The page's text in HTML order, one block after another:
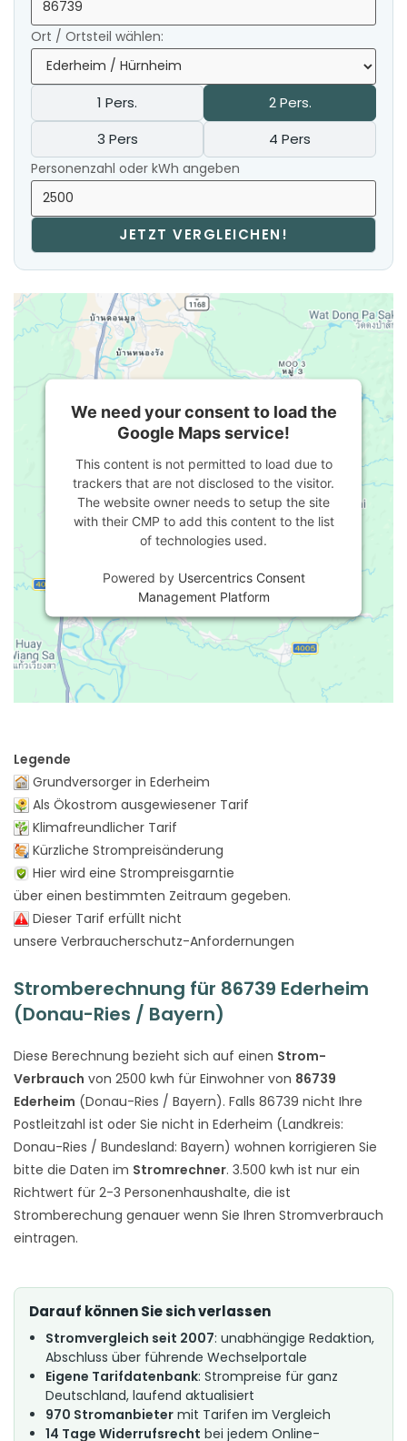
Ort / Ortsteil wählen:
1 Pers.
2 Pers.
3 Pers
4 Pers
Personenzahl oder kWh angeben
JETZT VERGLEICHEN!
We need your consent to load the
Google Maps service!
This content is not permitted to load due to
trackers that are not disclosed to the visitor.
The website owner needs to setup the site
with their CMP to add this content to the list
of technologies used.
Powered by Usercentrics Consent
Management Platform
Legende
Grundversorger in Ederheim
Als Ökostrom ausgewiesener Tarif
Klimafreundlicher Tarif
Kürzliche Strompreisänderung
Hier wird eine Strompreisgarntie
über einen bestimmten Zeitraum gegeben.
Dieser Tarif erfüllt nicht
unsere Verbraucherschutz-Anfordernungen
Stromberechnung für 86739 Ederheim
(Donau-Ries / Bayern)
Diese Berechnung bezieht sich auf einen Strom-
Verbrauch von 2500 kwh für Einwohner von 86739
Ederheim (Donau-Ries / Bayern). Falls 86739 nicht Ihre
Postleitzahl ist oder Sie nicht in Ederheim (Landkreis:
Donau-Ries / Bundesland: Bayern) wohnen korrigieren Sie
bitte die Daten im Stromrechner. 3.500 kwh ist nur ein
Richtwert für 2-3 Personenhaushalte, die ist
Stromberechung genauer wenn Sie Ihren Stromverbrauch
eintragen.
Darauf können Sie sich verlassen
Stromvergleich seit 2007: unabhängige Redaktion,
Abschluss über führende Wechselportale
Eigene Tarifdatenbank: Strompreise für ganz
Deutschland, laufend aktualisiert
970 Stromanbieter mit Tarifen im Vergleich
14 Tage Widerrufsrecht bei jedem Online-